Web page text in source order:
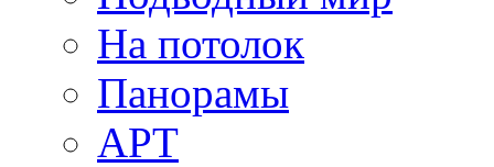
На потолок
Панорамы
АРТ